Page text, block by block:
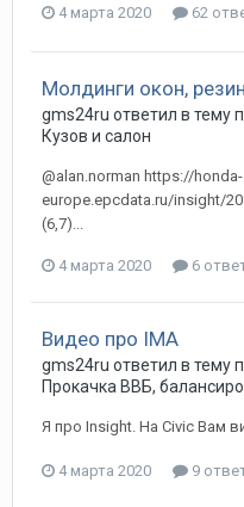
4 марта 2020 62
Молдинги окон,
gms24ru ответил в тему
Кузов и салон
@alan.norman https://honda-
europe.epcdata.ru/insight/
(6,7)...
4 марта 2020 6
Видео про IMA
gms24ru ответил в тему
Прокачка ВВБ,
Я про Insight. На Civic Вам
4 марта 2020 9